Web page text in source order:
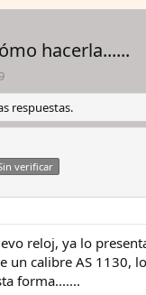
hacerla......
respuestas.
verificar
reloj, ya lo
un calibre AS 1130,
forma.......